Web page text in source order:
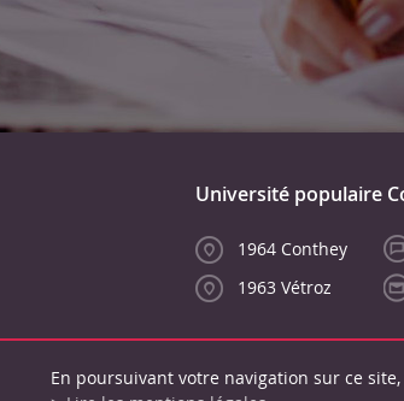
Université populaire
1964 Conthey
1963 Vétroz
En poursuivant votre navigation sur ce